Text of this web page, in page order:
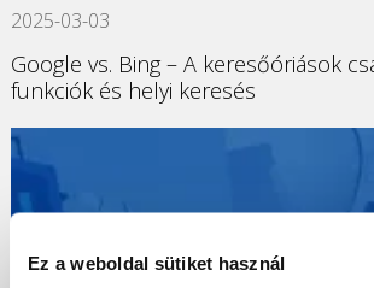
Ez a weboldal sütiket használ
2025-03-03
Google vs. Bing – A keresőóriások
funkciók és helyi keresés